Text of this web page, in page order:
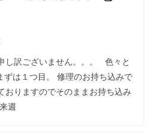
し訳ございません。。。 色々と
は１つ目。 修理のお持ち込みで
おりますのでそのままお持ち込み
週